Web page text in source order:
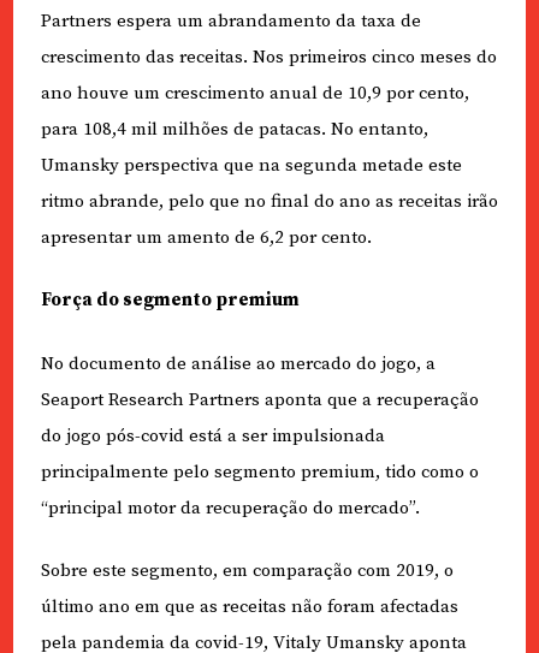
Partners espera um abrandamento da taxa de
crescimento das receitas. Nos primeiros cinco meses do
ano houve um crescimento anual de 10,9 por cento,
para 108,4 mil milhões de patacas. No entanto,
Umansky perspectiva que na segunda metade este
ritmo abrande, pelo que no final do ano as receitas irão
apresentar um amento de 6,2 por cento.
Força do segmento premium
No documento de análise ao mercado do jogo, a
Seaport Research Partners aponta que a recuperação
do jogo pós-covid está a ser impulsionada
principalmente pelo segmento premium, tido como o
“principal motor da recuperação do mercado”.
Sobre este segmento, em comparação com 2019, o
último ano em que as receitas não foram afectadas
pela pandemia da covid-19, Vitaly Umansky aponta